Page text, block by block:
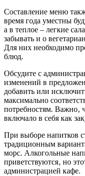
Составление меню
время года уместны
а в теплое – легкие
забывать и о
Для них необходимо
блюд.
Обсудите с
изменений в
добавить или
максимально
потребностям.
включало в себя как
При выборе напитков
традиционным
морс. Алкогольные
приветствуются‚ но
администрацией кафе.